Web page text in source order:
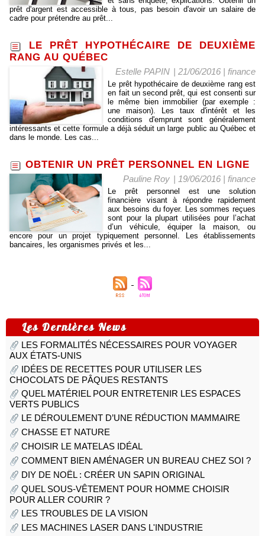
prêt d'argent est accessible à tous, pas besoin d'avoir un salaire de
cadre pour prétendre au prêt...
LE PRÊT HYPOTHÉCAIRE DE DEUXIÈME
RANG AU QUÉBEC
Estelle PAPIN | 21/06/2016 | finance
Le prêt hypothécaire de deuxième rang est
en fait un second prêt, qui est consenti sur
le même bien immobilier (par exemple :
une maison). Les taux d'intérêt et les
conditions d'emprunt sont généralement
intéressants et cette formule a déjà séduit un large public au Québec et
dans le monde. Les cas...
OBTENIR UN PRÊT PERSONNEL EN LIGNE
Pauline Roy | 19/06/2016 | finance
Le prêt personnel est une solution
financière visant à répondre rapidement
aux besoins du foyer. Les sommes reçues
sont pour la plupart utilisées pour l’achat
d’un véhicule, équiper la maison, ou
encore pour un projet typiquement personnel. Les établissements
bancaires, les organismes privés et les...
Les Dernières News
LES FORMALITÉS NÉCESSAIRES POUR VOYAGER
AUX ÉTATS-UNIS
IDÉES DE RECETTES POUR UTILISER LES
CHOCOLATS DE PÂQUES RESTANTS
QUEL MATÉRIEL POUR ENTRETENIR LES ESPACES
VERTS PUBLICS
LE DÉROULEMENT D’UNE RÉDUCTION MAMMAIRE
CHASSE ET NATURE
CHOISIR LE MATELAS IDÉAL
COMMENT BIEN AMÉNAGER UN BUREAU CHEZ SOI ?
DIY DE NOËL : CRÉER UN SAPIN ORIGINAL
QUEL SOUS-VÊTEMENT POUR HOMME CHOISIR
POUR ALLER COURIR ?
LES TROUBLES DE LA VISION
LES MACHINES LASER DANS L'INDUSTRIE